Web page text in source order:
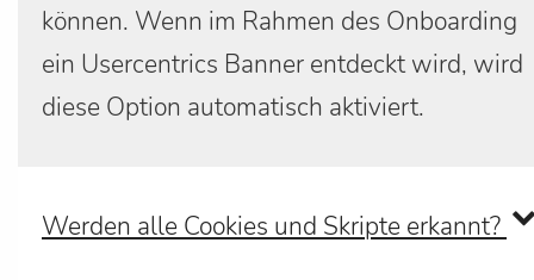
können. Wenn im Rahmen des Onboarding
ein Usercentrics Banner entdeckt wird, wird
diese Option automatisch aktiviert.
Werden alle Cookies und Skripte erkannt?